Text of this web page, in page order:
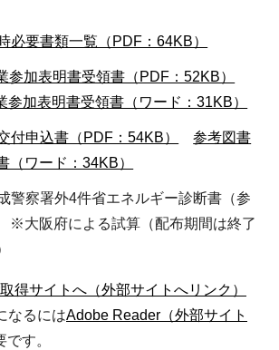
必要書類一覧（PDF：64KB）
参加表明書受領書（PDF：52KB）
参加表明書受領書（ワード：31KB）
付申込書（PDF：54KB）
参考図書
（ワード：34KB）
察署外4件省エネルギー診断書（参
大阪府による試算（配布期間は終了
（外部サイトへリンク）
なるにはAdobe Reader（外部サイト
です。